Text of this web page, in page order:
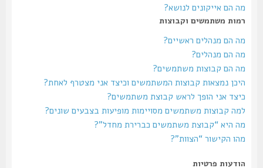
מה הם אייקונים לנושא?
רמות משתמשים וקבוצות
מה הם מנהלים ראשיים?
מה הם מנהלים?
מה הם קבוצות משתמשים?
היכן נמצאות קבוצות המשתמשים וכיצד אני מצטרף לאחת?
כיצד אני הופך לראש קבוצת משתמשים?
למה קבוצות משתמשים מסויימות מופיעות בצבעים שונים?
מה היא “קבוצת משתמשים כברירת מחדל”?
מהו הקישור “הצוות”?
הודעות פרטיות